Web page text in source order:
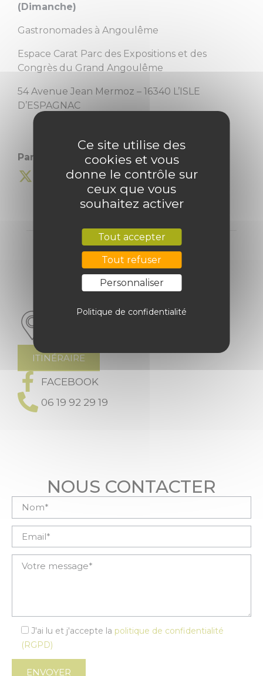
(Dimanche)
Gastronomades à Angoulême
Espace Carat Parc des Expositions et des
Congrès du Grand Angoulême
54 Avenue Jean Mermoz – 16340 L’ISLE
D’ESPAGNAC
Partagez cette information :
CHÂTEAU DES HÉLIX
Domaine De La Foye
ITINÉRAIRE
FACEBOOK
06 19 92 29 19
NOUS CONTACTER
Veuillez laisser ce champ vide.
J'ai lu et j'accepte la politique de confidentialité
(RGPD)
Ce site utilise des
cookies et vous
donne le contrôle sur
ceux que vous
souhaitez activer
Tout accepter
Tout refuser
Personnaliser
Politique de confidentialité